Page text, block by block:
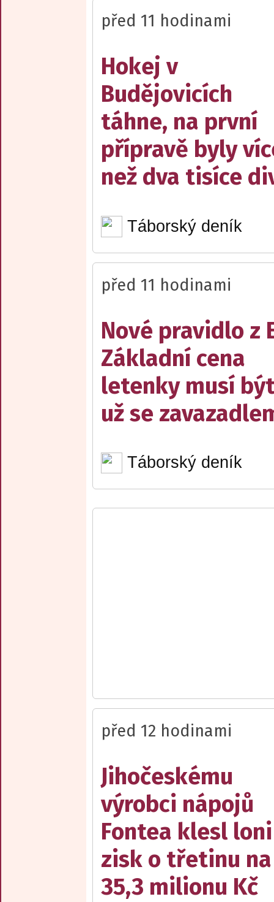
před 11 hodinami
Hokej v
Budějovicích
táhne, na první
přípravě byly
než dva tisíce
Táborský deník
před 11 hodinami
Nové pravidlo z
Základní cena
letenky musí
už se
Táborský deník
před 12 hodinami
Jihočeskému
výrobci nápojů
Fontea klesl loni
zisk o třetinu na
35,3 milionu Kč